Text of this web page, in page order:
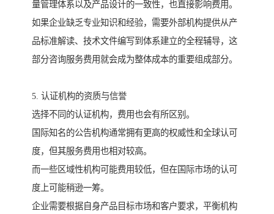
量管理体系以及产品设计的一致性，也直接影响费用。
如果企业缺乏专业知识和经验，需要外部机构提供从产
品标准解读、技术文件编写到体系建立的全程辅导，这
部分咨询服务费用就会成为整体成本的重要组成部分。
5. 认证机构的资质与信誉
选择不同的认证机构，费用也会有所区别。
国际知名的公告机构通常拥有更高的权威性和全球认可
度，但其服务费用也相对较高。
而一些区域性机构可能费用较低，但在国际市场的认可
度上可能稍逊一筹。
企业需要根据自身产品目标市场和客户要求，平衡机构